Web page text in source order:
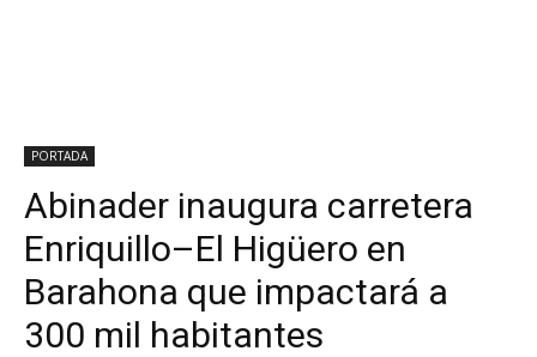
PORTADA
Abinader inaugura carretera
Enriquillo–El Higüero en
Barahona que impactará a
300 mil habitantes